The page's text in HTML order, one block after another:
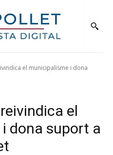
el municipalisme i dona
el
dona suport a